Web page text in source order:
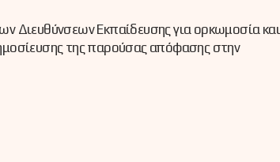
Διευθύνσεων Εκπαίδευσης για ορκωμοσία και
της παρούσας απόφασης στην